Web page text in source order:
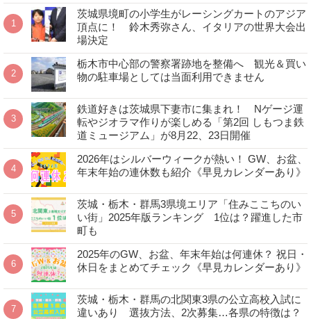
茨城県境町の小学生がレーシングカートのアジア
頂点に！ 鈴木秀弥さん、イタリアの世界大会出
場決定
栃木市中心部の警察署跡地を整備へ 観光＆買い
物の駐車場としては当面利用できません
鉄道好きは茨城県下妻市に集まれ！ Nゲージ運
転やジオラマ作りが楽しめる「第2回 しもつま鉄
道ミュージアム」が8月22、23日開催
2026年はシルバーウィークが熱い！ GW、お盆、
年末年始の連休数も紹介《早見カレンダーあり》
茨城・栃木・群馬3県境エリア「住みここちのい
い街」2025年版ランキング 1位は？躍進した市
町も
2025年のGW、お盆、年末年始は何連休？ 祝日・
休日をまとめてチェック《早見カレンダーあり》
茨城・栃木・群馬の北関東3県の公立高校入試に
違いあり 選抜方法、2次募集…各県の特徴は？